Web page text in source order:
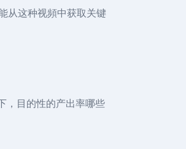
从这种视頻中获取关键
，目的性的产出率哪些